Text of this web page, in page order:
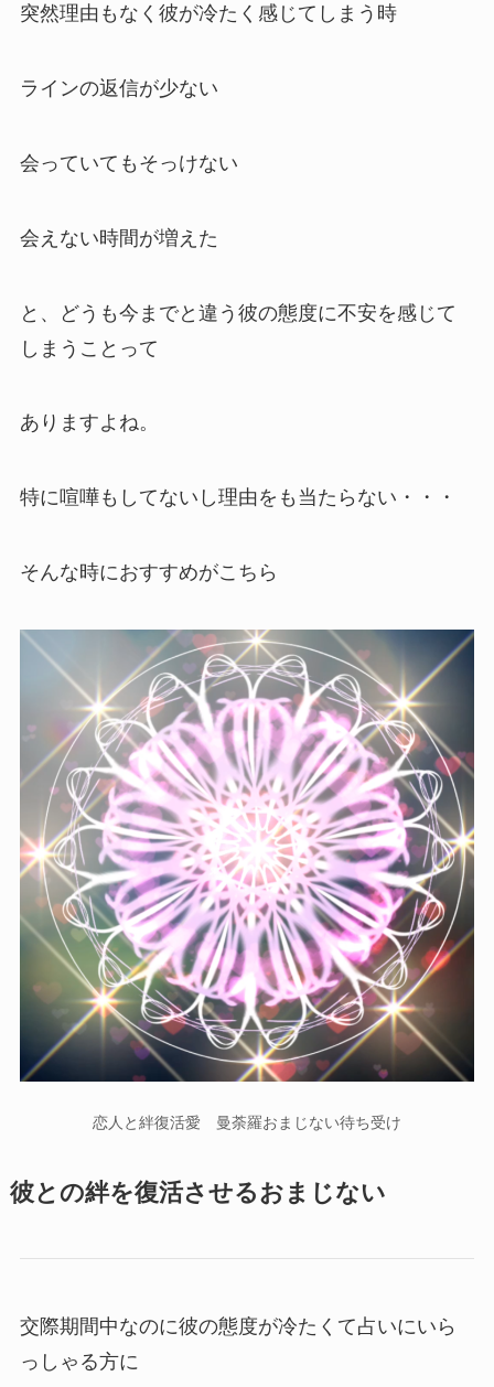
突然理由もなく彼が冷たく感じてしまう時
ラインの返信が少ない
会っていてもそっけない
会えない時間が増えた
と、どうも今までと違う彼の態度に不安を感じて
しまうことって
ありますよね。
特に喧嘩もしてないし理由をも当たらない・・・
そんな時におすすめがこちら
恋人と絆復活愛 曼荼羅おまじない待ち受け
彼との絆を復活させるおまじない
交際期間中なのに彼の態度が冷たくて占いにいら
っしゃる方に